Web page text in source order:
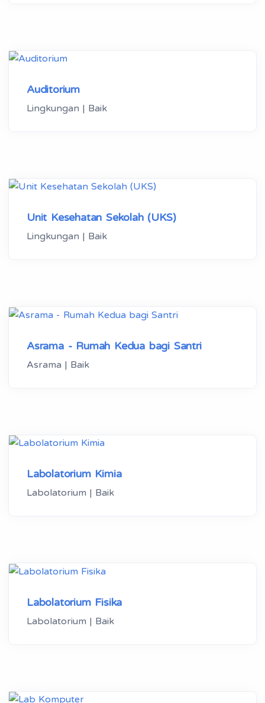
Auditorium
Lingkungan | Baik
Unit Kesehatan Sekolah (UKS)
Lingkungan | Baik
Asrama - Rumah Kedua bagi Santri
Asrama | Baik
Labolatorium Kimia
Labolatorium | Baik
Labolatorium Fisika
Labolatorium | Baik